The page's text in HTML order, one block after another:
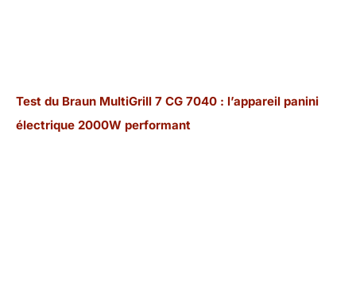
Test du Braun MultiGrill 7 CG 7040 : l’appareil panini
électrique 2000W performant